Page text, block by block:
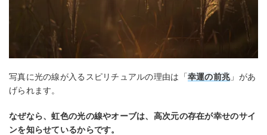
写真に光の線が入るスピリチュアルの理由は「幸運の前兆」があ
げられます。
なぜなら、虹色の光の線やオーブは、高次元の存在が幸せのサイ
ンを知らせているからです。